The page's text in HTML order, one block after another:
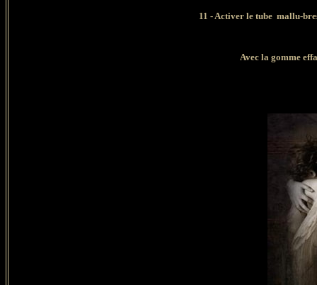
11 - Activer le tube mallu-
Avec la gomme